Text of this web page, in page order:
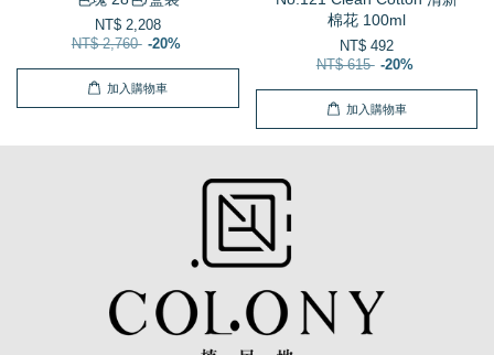
NT$ 2,208
NT$ 2,760 -20%
加入購物車
棉花 100ml
NT$ 492
NT$ 615 -20%
加入購物車